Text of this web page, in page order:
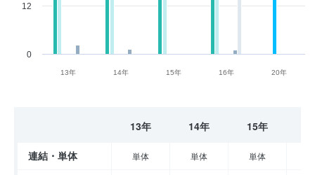
13年 14年 15年 16年 20年
0
12
13年 14年 15年
連結・単体 単体 単体 単体